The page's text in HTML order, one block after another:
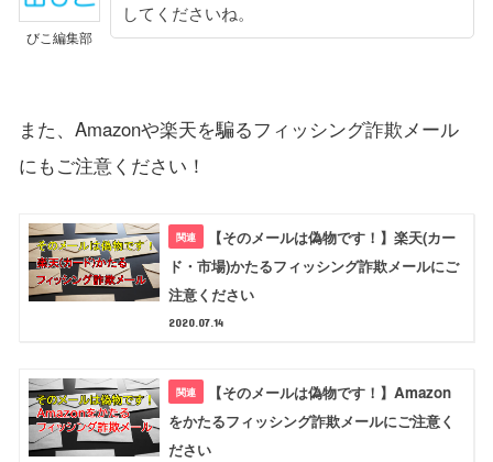
びこ編集部
してくださいね。
また、Amazonや楽天を騙るフィッシング詐欺メール
にもご注意ください！
【そのメールは偽物です！】楽天(カー
ド・市場)かたるフィッシング詐欺メールにご
注意ください
2020.07.14
【そのメールは偽物です！】Amazon
をかたるフィッシング詐欺メールにご注意く
ださい